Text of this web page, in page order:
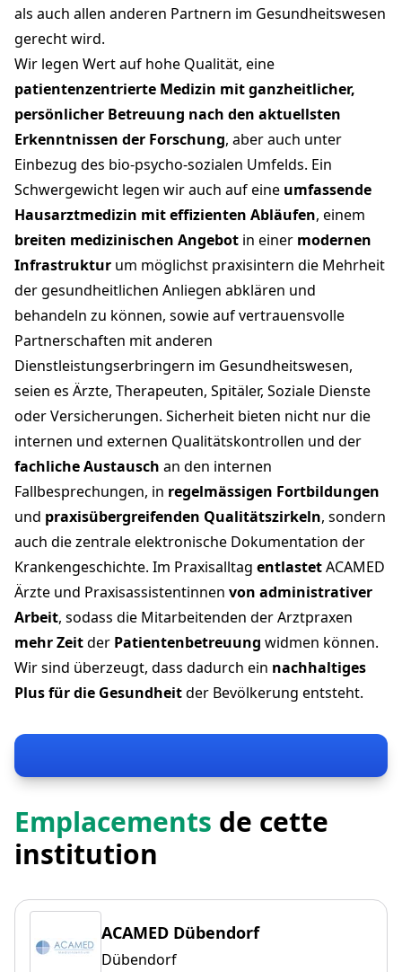
als auch allen anderen Partnern im Gesundheitswesen
gerecht wird.
Wir legen Wert auf hohe Qualität, eine
patientenzentrierte Medizin mit ganzheitlicher,
persönlicher Betreuung nach den aktuellsten
Erkenntnissen der Forschung, aber auch unter
Einbezug des bio-psycho-sozialen Umfelds. Ein
Schwergewicht legen wir auch auf eine umfassende
Hausarztmedizin mit effizienten Abläufen, einem
breiten medizinischen Angebot in einer modernen
Infrastruktur um möglichst praxisintern die Mehrheit
der gesundheitlichen Anliegen abklären und
behandeln zu können, sowie auf vertrauensvolle
Partnerschaften mit anderen
Dienstleistungserbringern im Gesundheitswesen,
seien es Ärzte, Therapeuten, Spitäler, Soziale Dienste
oder Versicherungen. Sicherheit bieten nicht nur die
internen und externen Qualitätskontrollen und der
fachliche Austausch an den internen
Fallbesprechungen, in regelmässigen Fortbildungen
und praxisübergreifenden Qualitätszirkeln, sondern
auch die zentrale elektronische Dokumentation der
Krankengeschichte. Im Praxisalltag entlastetACAMED
Ärzte und Praxisassistentinnen von administrativer
Arbeit, sodass die Mitarbeitenden der Arztpraxen
mehr Zeitder Patientenbetreuung widmen können.
Wir sind überzeugt, dass dadurch ein nachhaltiges
Plus für die Gesundheitder Bevölkerung entsteht.
Emplacements de cette
institution
ACAMED Dübendorf
Dübendorf